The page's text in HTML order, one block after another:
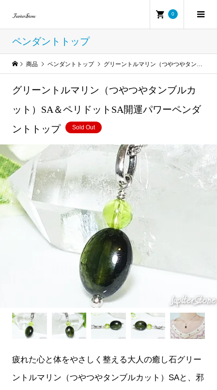
0
ペンダントトップ
商品 ペンダントトップ グリーントルマリン（つやつやタンブルカット）SA＆ペリドットSA開運パワーペンダントトップ
グリーントルマリン（つやつやタンブルカ
ット）SA＆ペリドットSA開運パワーペンダ
ントトップ
Sold Out
疲れた心と体をやさしく整える大人の癒し石グリー
ントルマリン（つやつやタンブルカット）SAと、邪